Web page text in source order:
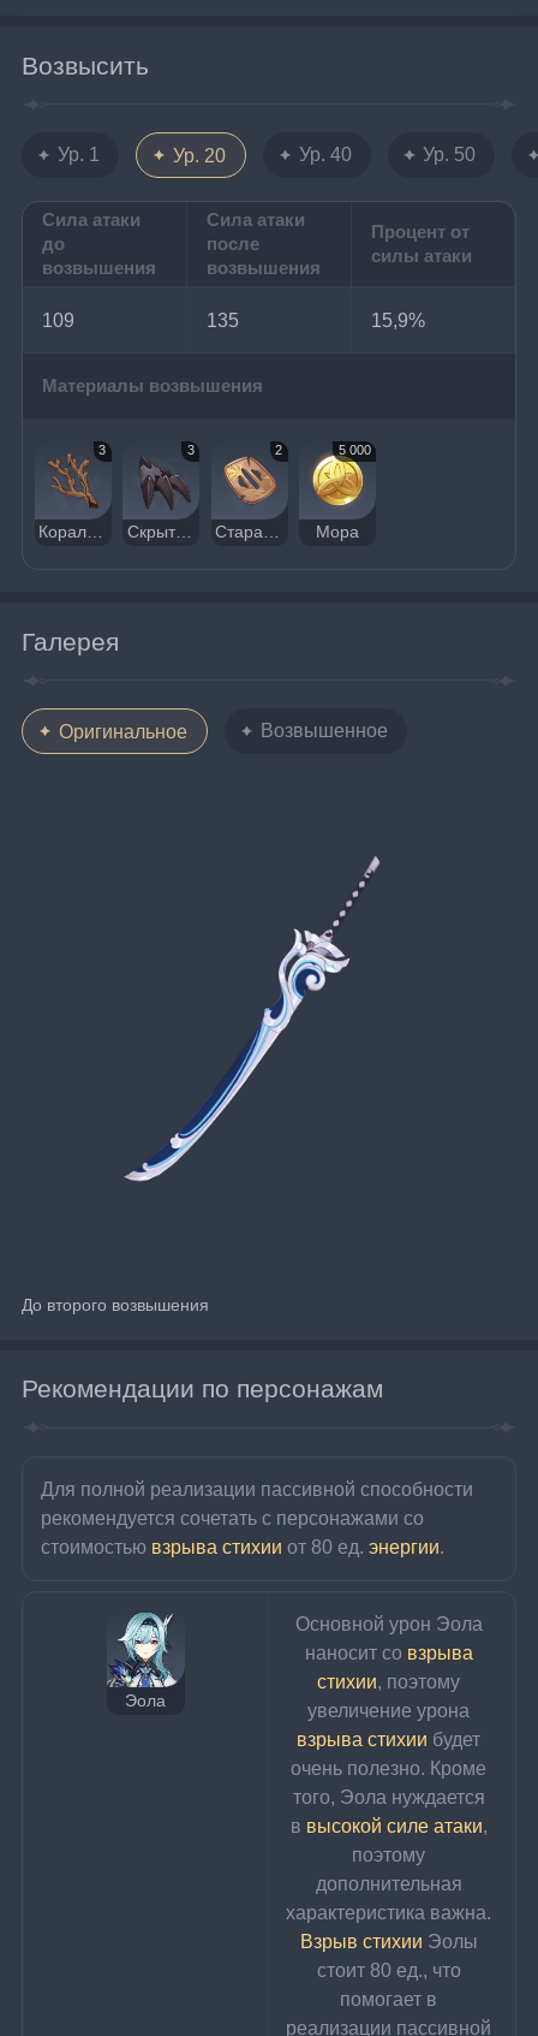
Возвысить
Ур. 1 Ур. 20 Ур. 40 Ур. 50
Сила атаки
до
возвышения
Сила атаки
после
возвышения
Процент от
силы атаки
109 135 15,9%
Материалы возвышения
3
Коралловая ветвь внешних морей
3
Скрытый коготь
2
Старая гарда
5 000
Мора
Галерея
Оригинальное Возвышенное
До второго возвышения
Рекомендации по персонажам
Для полной реализации пассивной способности
рекомендуется сочетать с персонажами со
стоимостью взрыва стихии от 80 ед. энергии.
Эола
Основной урон Эола
наносит со взрыва
стихии, поэтому
увеличение урона
взрыва стихии будет
очень полезно. Кроме
того, Эола нуждается
в высокой силе атаки,
поэтому
дополнительная
характеристика важна.
Взрыв стихии Эолы
стоит 80 ед., что
помогает в
реализации пассивной